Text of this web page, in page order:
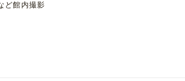
ど館内撮影